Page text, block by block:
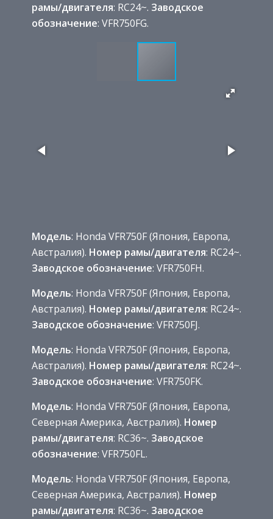
рамы/двигателя: RC24~. Заводское
обозначение: VFR750FG.
Модель: Honda VFR750F (Япония, Европа,
Австралия). Номер рамы/двигателя: RC24~.
Заводское обозначение: VFR750FH.
Модель: Honda VFR750F (Япония, Европа,
Австралия). Номер рамы/двигателя: RC24~.
Заводское обозначение: VFR750FJ.
Модель: Honda VFR750F (Япония, Европа,
Австралия). Номер рамы/двигателя: RC24~.
Заводское обозначение: VFR750FK.
Модель: Honda VFR750F (Япония, Европа,
Северная Америка, Австралия). Номер
рамы/двигателя: RC36~. Заводское
обозначение: VFR750FL.
Модель: Honda VFR750F (Япония, Европа,
Северная Америка, Австралия). Номер
рамы/двигателя: RC36~. Заводское